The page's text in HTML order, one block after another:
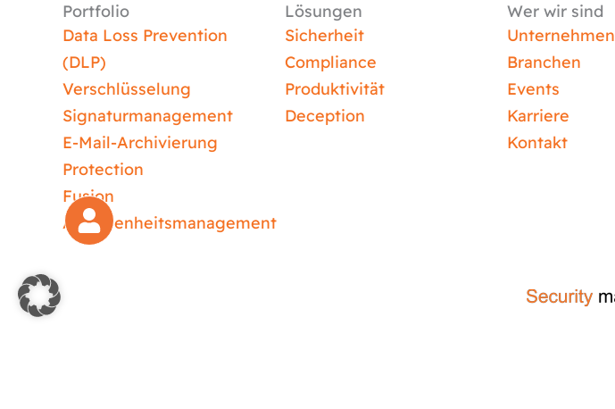
Portfolio
Data Loss Prevention
(DLP)
Verschlüsselung
Signaturmanagement
E-Mail-Archivierung
Protection
Fusion
Abwesenheitsmanagement
Lösungen
Sicherheit
Compliance
Produktivität
Deception
Wer wir sind
Unternehmen
Branchen
Events
Karriere
Kontakt